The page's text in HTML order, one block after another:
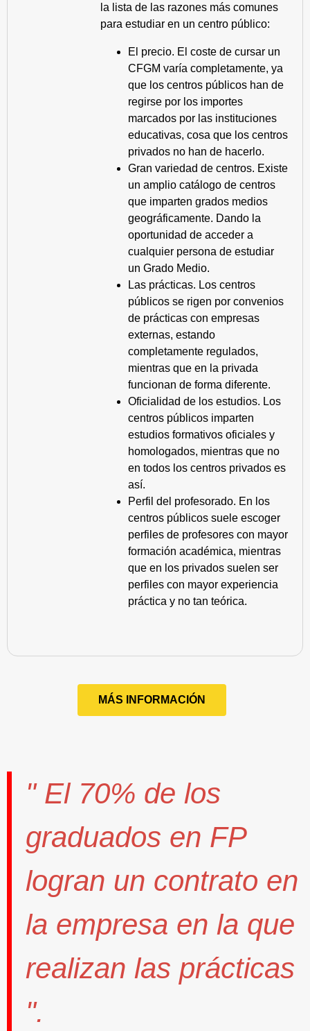
la lista de las razones más comunes
para estudiar en un centro público:
El precio. El coste de cursar un
CFGM varía completamente, ya
que los centros públicos han de
regirse por los importes
marcados por las instituciones
educativas, cosa que los centros
privados no han de hacerlo.
Gran variedad de centros. Existe
un amplio catálogo de centros
que imparten grados medios
geográficamente. Dando la
oportunidad de acceder a
cualquier persona de estudiar
un Grado Medio.
Las prácticas. Los centros
públicos se rigen por convenios
de prácticas con empresas
externas, estando
completamente regulados,
mientras que en la privada
funcionan de forma diferente.
Oficialidad de los estudios. Los
centros públicos imparten
estudios formativos oficiales y
homologados, mientras que no
en todos los centros privados es
así.
Perfil del profesorado. En los
centros públicos suele escoger
perfiles de profesores con mayor
formación académica, mientras
que en los privados suelen ser
perfiles con mayor experiencia
práctica y no tan teórica.
MÁS INFORMACIÓN
" El 70% de los
graduados en FP
logran un contrato en
la empresa en la que
realizan las prácticas
".